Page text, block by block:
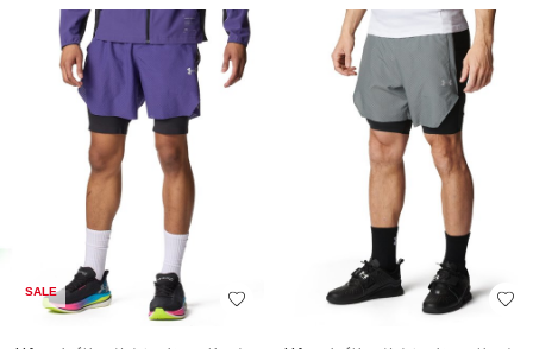
SALE